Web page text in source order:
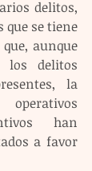
delitos,
se tiene
aunque
los delitos
la
han
a favor